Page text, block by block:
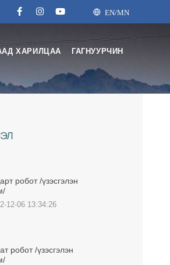
EN/MN
ХАРИЛЦАА ГАГНУУРЧИН
робот /үзэсгэлэн
12-06 13:34:26
робот /үзэсгэлэн